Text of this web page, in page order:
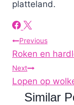
platteland.
Post
navigation
Previous
Roken en
Next
Lopen op
Similar